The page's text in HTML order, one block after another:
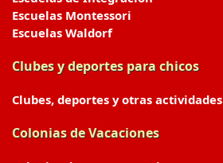
Escuelas Montessori
Escuelas Waldorf
Clubes y deportes para chicos
Clubes, deportes y otras actividades
Colonias de Vacaciones